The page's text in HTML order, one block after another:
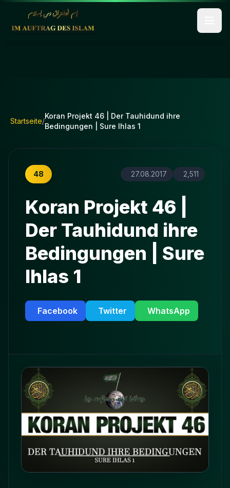
Startseite/
Koran Projekt 46 | Der Tauhidund ihre
Bedingungen | Sure Ihlas 1
48 27.08.2017 2,511
Koran Projekt 46 |
Der Tauhidund ihre
Bedingungen | Sure
Ihlas 1
Facebook Twitter WhatsApp